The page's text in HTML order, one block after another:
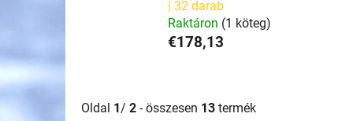
| 32 darab
Raktáron (1 köteg)
€178,13
Oldal 1/ 2 - összesen 13 termék